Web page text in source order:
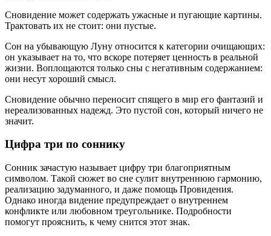
Сновидение может содержать ужасные и пугающие картины.
Трактовать их не стоит: они пустые.
Сон на убывающую Луну относится к категории очищающих:
он указывает на то, что вскоре потеряет ценность в реальной
жизни. Воплощаются только сны с негативным содержанием:
они несут хороший смысл.
Сновидение обычно переносит спящего в мир его фантазий и
нереализованных надежд. Это пустой сон, который ничего не
значит.
Цифра три по соннику
Сонник зачастую называет цифру три благоприятным
символом. Такой сюжет во сне сулит внутреннюю гармонию,
реализацию задуманного, и даже помощь Провидения.
Однако иногда видение предупреждает о внутреннем
конфликте или любовном треугольнике. Подробности
помогут прояснить, к чему снится этот знак.